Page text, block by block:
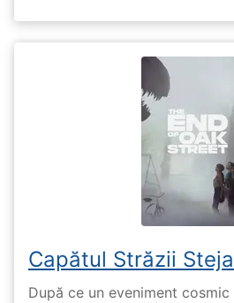
Capătul Străzii
După ce un eveniment